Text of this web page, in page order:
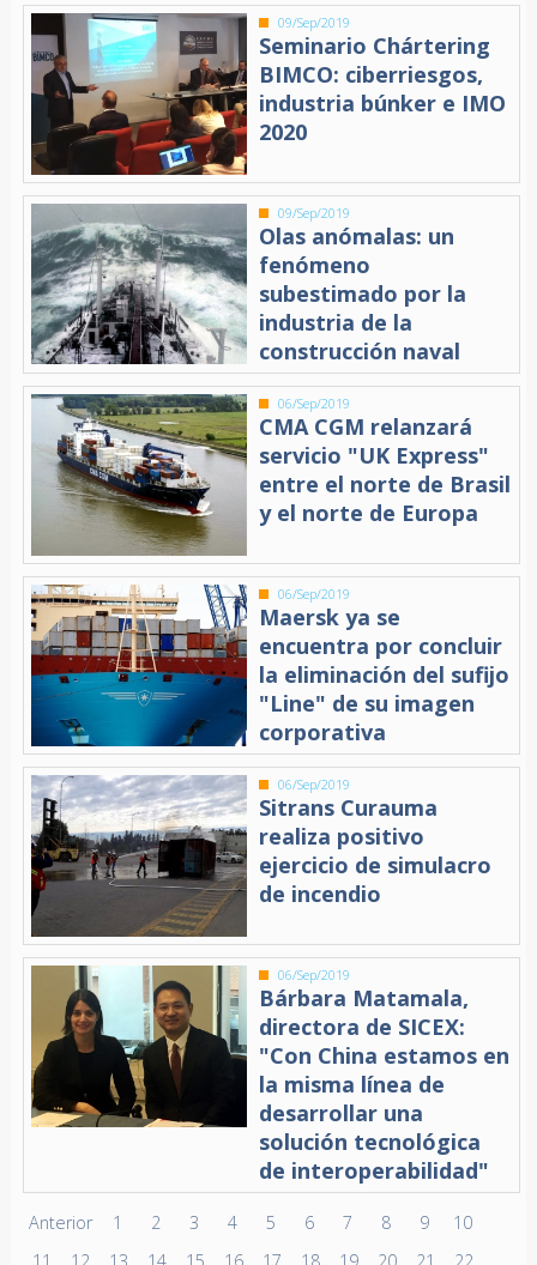
09/Sep/2019
Seminario Chártering
BIMCO: ciberriesgos,
industria búnker e IMO
2020
09/Sep/2019
Olas anómalas: un
fenómeno
subestimado por la
industria de la
construcción naval
06/Sep/2019
CMA CGM relanzará
servicio "UK Express"
entre el norte de Brasil
y el norte de Europa
06/Sep/2019
Maersk ya se
encuentra por concluir
la eliminación del sufijo
"Line" de su imagen
corporativa
06/Sep/2019
Sitrans Curauma
realiza positivo
ejercicio de simulacro
de incendio
06/Sep/2019
Bárbara Matamala,
directora de SICEX:
"Con China estamos en
la misma línea de
desarrollar una
solución tecnológica
de interoperabilidad"
Anterior 1 2 3 4 5 6 7 8 9
10
11
12 13 14 15 16 17 18 19 20 21 22